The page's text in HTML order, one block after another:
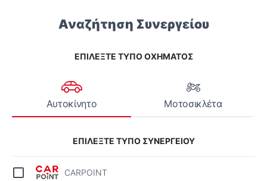
Αναζήτηση Συνεργείου
ΕΠΙΛΕΞΤΕ ΤΥΠΟ ΟΧΗΜΑΤΟΣ
Αυτοκίνητο Μοτοσικλέτα
ΕΠΙΛΕΞΤΕ ΤΥΠΟ ΣΥΝΕΡΓΕΙΟΥ
CARPOINT